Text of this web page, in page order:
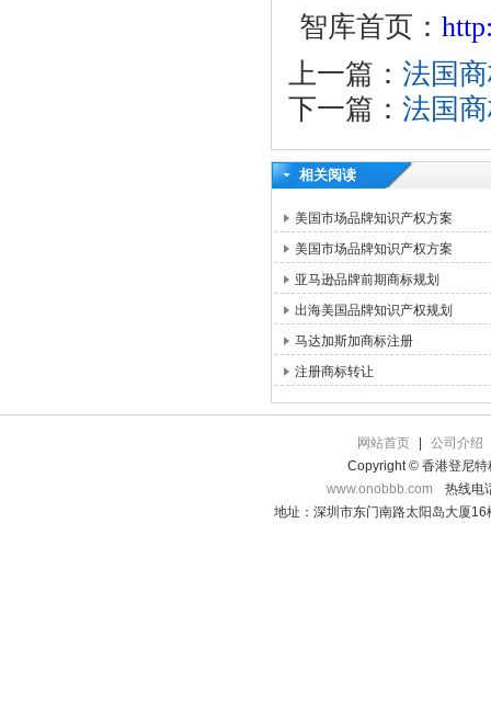
智库首页：
上一篇： 法国
下一篇： 法国
相关阅读
美国市场品牌知识产权方案
美国市场品牌知识产权方案
亚马逊品牌前期商标规划
出海美国品牌知识产权规划
马达加斯加商标注册
注册商标转让
网站首页
公司介绍
Copyright © 香港登尼特
www.onobbb.com
热线电
地址：深圳市东门南路太阳岛大厦